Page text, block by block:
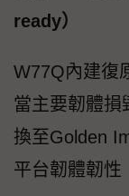
ready）
W77Q內建復
當主要韌體損
換至Golden
平台韌體韌性